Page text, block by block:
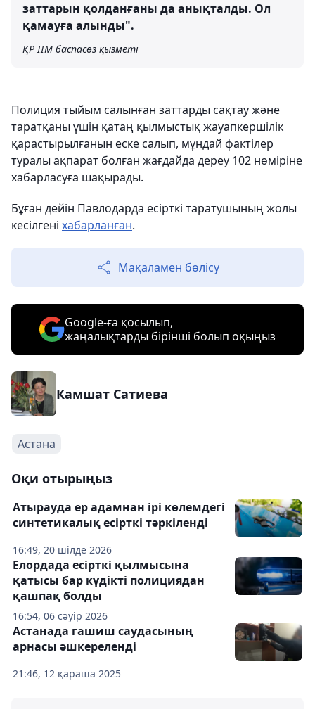
заттарын қолданғаны да анықталды. Ол
қамауға алынды".
ҚР ІІМ баспасөз қызметі
Полиция тыйым салынған заттарды сақтау және
таратқаны үшін қатаң қылмыстық жауапкершілік
қарастырылғанын еске салып, мұндай фактілер
туралы ақпарат болған жағдайда дереу 102 нөміріне
хабарласуға шақырады.
Бұған дейін Павлодарда есірткі таратушының жолы
кесілгені хабарланған.
Мақаламен бөлісу
Google-ға қосылып,
жаңалықтарды бірінші болып оқыңыз
Камшат Сатиева
Астана
Оқи отырыңыз
16:49, 20 шілде 2026
Атырауда ер адамнан ірі көлемдегі
синтетикалық есірткі тәркіленді
16:54, 06 сәуір 2026
Елордада есірткі қылмысына
қатысы бар күдікті полициядан
қашпақ болды
21:46, 12 қараша 2025
Астанада гашиш саудасының
арнасы әшкереленді